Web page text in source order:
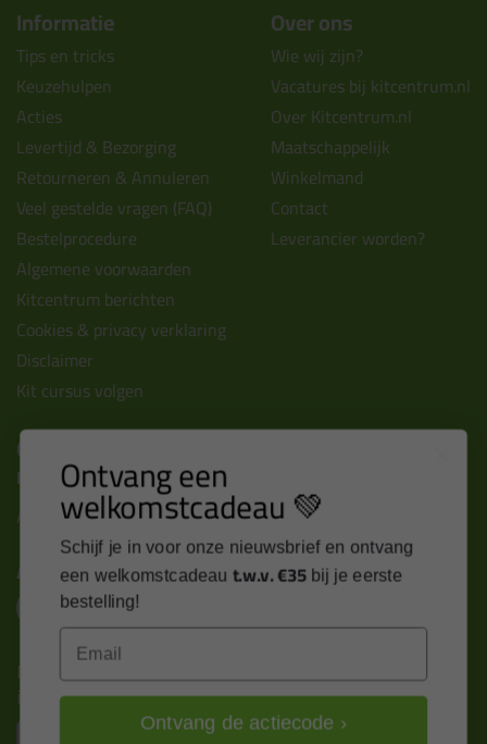
Informatie
Tips en tricks
Keuzehulpen
Acties
Levertijd & Bezorging
Retourneren & Annuleren
Veel gestelde vragen (FAQ)
Bestelprocedure
Algemene voorwaarden
Kitcentrum berichten
Cookies & privacy verklaring
Disclaimer
Kit cursus volgen
Over ons
Wie wij zijn?
Vacatures bij kitcentrum.nl
Over Kitcentrum.nl
Maatschappelijk
Winkelmand
Contact
Leverancier worden?
Contact
Kitcentrum B.V.
Alle contactgegevens >
Altijd op de hoogte blijven?
Nieuws, tips en exclusieve deals rechtstreeks in je
inbox
Email
Ontvang een
welkomstcadeau 💚
Schijf je in voor onze nieuwsbrief en ontvang
een welkomstcadeau t.w.v. €35 bij je eerste
bestelling!
Ontvang de actiecode ›